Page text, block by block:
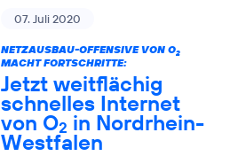
07. Juli 2020
NETZAUSBAU-OFFENSIVE VON O2
MACHT FORTSCHRITTE:
Jetzt weitflächig
schnelles Internet
von O2 in Nordrhein-
Westfalen